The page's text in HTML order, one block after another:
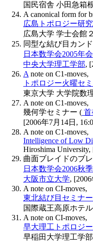
国民宿舎 小田急箱
A canonical form for
広島トポロジー研
広島大学 学士会館
同型な結び目カン
日本数学会2005年会
中央大学理工学部,
Anote on C1-moves,
トポロジー火曜セ
東京大学 大学院数
A note on C1-moves,
幾何学セミナー ( 首
[2006年7月14日,
A note on C1-moves,
Intelligence of Low
Hiroshima University,
曲面ブレイドのブ
日本数学会2006秋
大阪市立大学,
A note on CI-moves,
東北結び目セミナー
国際蔵王高原ホテ
A note on CI-moves,
早大理工トポロジ
早稲田大学理工学部